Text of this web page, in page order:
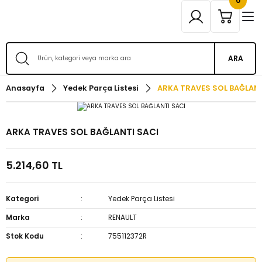
ARA
Anasayfa Yedek Parça Listesi ARKA TRAVES SOL
ARKA TRAVES SOL BAĞLANTI SACI
5.214,60 TL
Kategori
Yedek Parça Listesi
Marka
RENAULT
Stok Kodu
755112372R